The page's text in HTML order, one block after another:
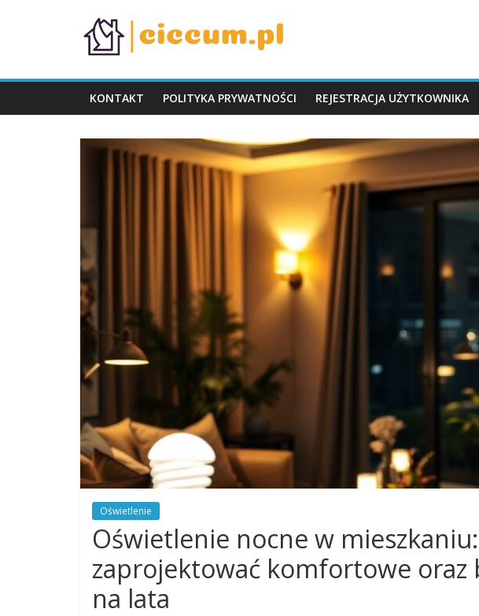
ciccum.pl
KONTAKT POLITYKA PRYWATNOŚCI REJESTRACJA UŻYTKOWNIKA
Oświetlenie
Oświetlenie nocne w
zaprojektować komfortowe oraz
na lata